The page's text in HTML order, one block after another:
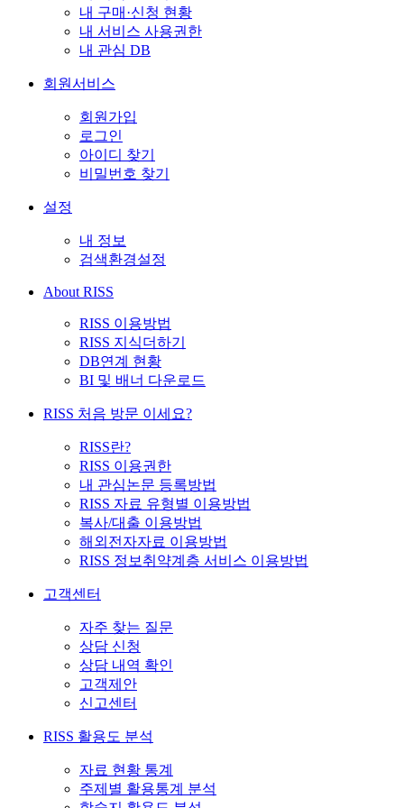
내 구매·신청 현황
내 서비스 사용권한
내 관심 DB
회원서비스
회원가입
로그인
아이디 찾기
비밀번호 찾기
설정
내 정보
검색환경설정
About RISS
RISS 이용방법
RISS 지식더하기
DB연계 현황
BI 및 배너 다운로드
RISS 처음 방문 이세요?
RISS란?
RISS 이용권한
내 관심논문 등록방법
RISS 자료 유형별 이용방법
복사/대출 이용방법
해외전자자료 이용방법
RISS 정보취약계층 서비스 이용방법
고객센터
자주 찾는 질문
상담 신청
상담 내역 확인
고객제안
신고센터
RISS 활용도 분석
자료 현황 통계
주제별 활용통계 분석